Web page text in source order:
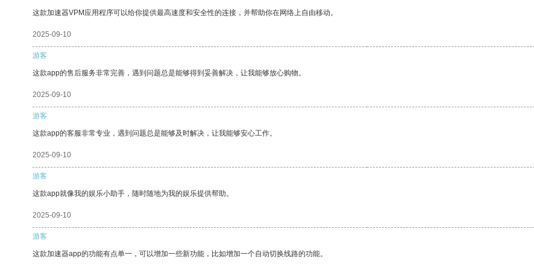
这款加速器VPM应用程序可以给你提供最高速度和安全性的连接，并帮助你在网络上自由移动。
2025-09-10
游客
这款app的售后服务非常完善，遇到问题总是能够得到妥善解决，让我能够放心购物。
2025-09-10
游客
这款app的客服非常专业，遇到问题总是能够及时解决，让我能够安心工作。
2025-09-10
游客
这款app就像我的娱乐小助手，随时随地为我的娱乐提供帮助。
2025-09-10
游客
这款加速器app的功能有点单一，可以增加一些新功能，比如增加一个自动切换线路的功能。